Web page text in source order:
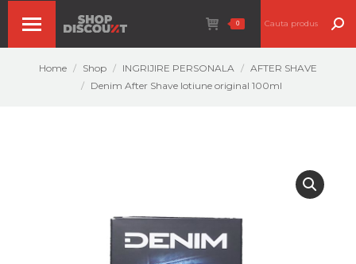
0
You are here:
Home Shop INGRIJIRE PERSONALA
AFTER SHAVE
Denim After Shave lotiune original 100ml